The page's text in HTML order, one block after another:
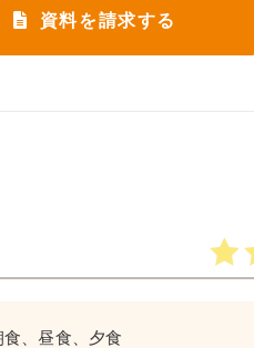
資料を請求する
食、昼食、夕食